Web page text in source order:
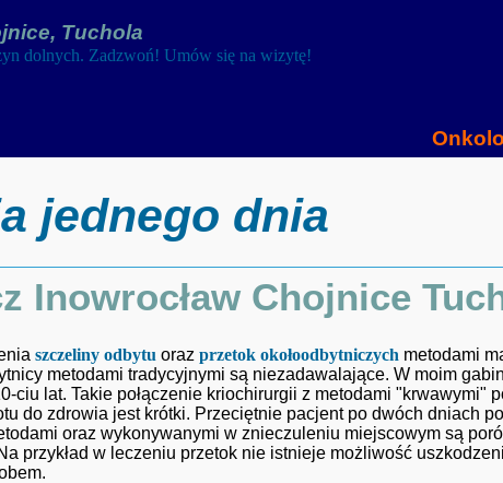
Tuchola
dolnych. Zadzwoń! Umów się na wizytę!
jednego dnia
Inowrocław Chojnice
szczeliny odbytu oraz przetok okołoodbytniczych metodami
metodami tradycyjnymi są niezadawalające. W moim
ciu lat. Takie połączenie kriochirurgii z metodami
do zdrowia jest krótki. Przeciętnie pacjent po dwóch dniach
oraz wykonywanymi w znieczuleniu miejscowym są
przykład w leczeniu przetok nie istnieje możliwość